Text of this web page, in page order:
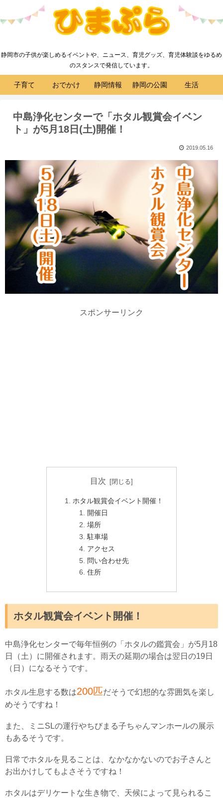
静岡市の子供が楽しめるイベントや、ニュース、育児グッズ、育児体験談をゆるめ
のスタンスで発信しています。
子育て おでかけ 静岡情報 静岡の公園 生活
中島浄化センターで「ホタル観賞会イベン
ト」が5月18日(土)開催！
2019.05.16
スポンサーリンク
目次
ホタル観賞会イベント開催！
開催日
場所
駐車場
アクセス
問い合わせ先
住所
ホタル観賞会イベント開催！
中島浄化センターで毎年恒例の「ホタルの鑑賞会」が5月18
日（土）に開催されます。雨天の延期の場合は翌日の19日
（日）になるそうです。
ホタル生息する数は200匹だそうで幻想的な雰囲気を楽し
めそうですね！
また、ミニSLの運行やちびまる子ちゃんマンホールの展示
もあるそうです。
日常でホタルを見ることは、なかなかないのでお子さんと
お出かけしてもよさそうですね！
ホタルはデリケートな生き物で、天候によって見られるこ